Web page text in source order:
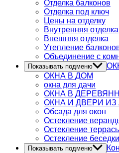
Отделка балконов
Отделка под ключ
Цены на отделку
Внутренняя отделка
Внешняя отделка
Утепление
Объединение с
Показывать подменю
ОКНА В ДОМ
окна для дачи
ОКНА В
ОКНА И ДВЕРИ
Обсада для окон
Остекление
Остекление
Остекление беседки
Показывать подменю